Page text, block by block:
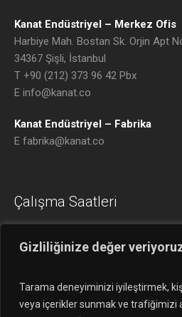
Gizliliğinize değer
Tarama deneyiminizi iyileştirmek,
veya içerikler sunmak ve trafiğimizi
Kanat Endüstriyel – Merkez Ofis
Harbiye Mah. Bostan Sk. Orjin Apt
34367Şişli, İstanbul
T +90 (212) 373 96 42 Pbx
E info@kanat.co
Kanat Endüstriyel – Fabrika
E fabrika@kanat.co
Çalışma Saatleri
09:00 – 18:00 Ptesi-Cuma